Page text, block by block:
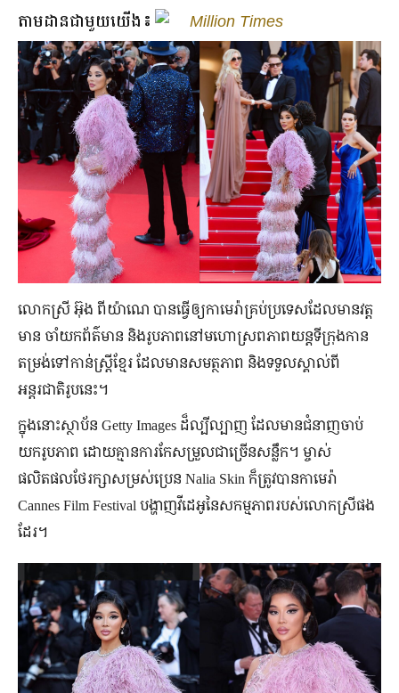
តាមដានជាមួយយើង៖ Million Times
លោកស្រី អ៊ុង ពីយ៉ាណេ បាន​ធ្វើឲ្យ​កាមេរ៉ា​គ្រប់​ប្រទេស​ដែល​មាន​វត្ត
មាន ចាំ​យក​ព័ត៌មាន និង​រូបភាព​នៅ​មហោស្រព​ភាពយន្ត​ទីក្រុង​កាន
តម្រង់​ទៅ​កាន់​ស្ត្រី​ខ្មែរ ដែល​មាន​សមត្ថភាព និង​ទទួល​ស្គាល់​ពី​
អន្តរជាតិ​រូប​នេះ។
ក្នុង​នោះ​ស្ថាប័ន​ Getty Images ដ៏​ល្បីល្បាញ ដែល​មាន​ជំនាញ​ចាប់​
យក​រូបភាព ដោយ​គ្មាន​ការ​កែសម្រួល​ជាច្រើន​សន្លឹក។ ម្ចាស់​
ផលិតផល​ថែរក្សា​សម្រស់​ប្រេន Nalia Skin ក៏​ត្រូវ​បាន​កាមេរ៉ា
Cannes Film Festival បង្ហាញ​វីដេអូ​នៃ​សកម្មភាព​របស់​លោកស្រី​ផង​
ដែរ។